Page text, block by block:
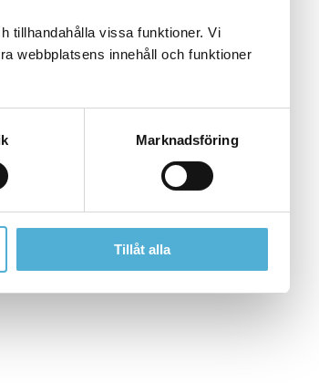
tillhandahålla vissa funktioner. Vi
webbplatsens innehåll och funktioner
Marknadsföring
Tillåt alla